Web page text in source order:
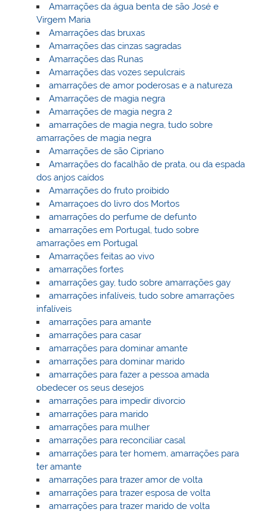
Amarrações da água benta de são José e
Virgem Maria
Amarrações das bruxas
Amarrações das cinzas sagradas
Amarrações das Runas
Amarrações das vozes sepulcrais
amarrações de amor poderosas e a natureza
Amarrações de magia negra
Amarrações de magia negra 2
amarrações de magia negra, tudo sobre
amarrações de magia negra
Amarrações de são Cipriano
Amarrações do facalhão de prata, ou da espada
dos anjos caídos
Amarrações do fruto proibido
Amarraçoes do livro dos Mortos
amarrações do perfume de defunto
amarrações em Portugal, tudo sobre
amarrações em Portugal
Amarrações feitas ao vivo
amarrações fortes
amarrações gay, tudo sobre amarrações gay
amarrações infalíveis, tudo sobre amarrações
infalíveis
amarrações para amante
amarrações para casar
amarrações para dominar amante
amarrações para dominar marido
amarrações para fazer a pessoa amada
obedecer os seus desejos
amarrações para impedir divorcio
amarrações para marido
amarrações para mulher
amarrações para reconciliar casal
amarrações para ter homem, amarrações para
ter amante
amarrações para trazer amor de volta
amarrações para trazer esposa de volta
amarrações para trazer marido de volta